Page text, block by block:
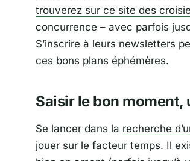
trouverez sur ce site des
concurrence – avec parfois
S’inscrire à leurs newsletters
ces bons plans éphémères.
Saisir le bon moment,
Se lancer dans la recherche
jouer sur le facteur temps. Il